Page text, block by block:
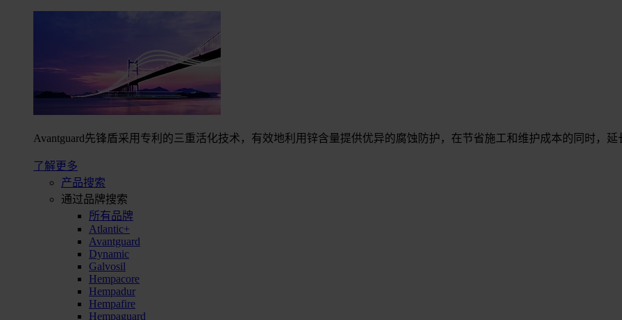
Avantguard先锋盾采用专利的三重活化技术，有效地利用锌含量提供优异的腐蚀防护，在节省施工和维护成本的同时，延
了解更多
产品搜索
通过品牌搜索
所有品牌
Atlantic+
Avantguard
Dynamic
Galvosil
Hempacore
Hempadur
Hempafire
Hempaguard